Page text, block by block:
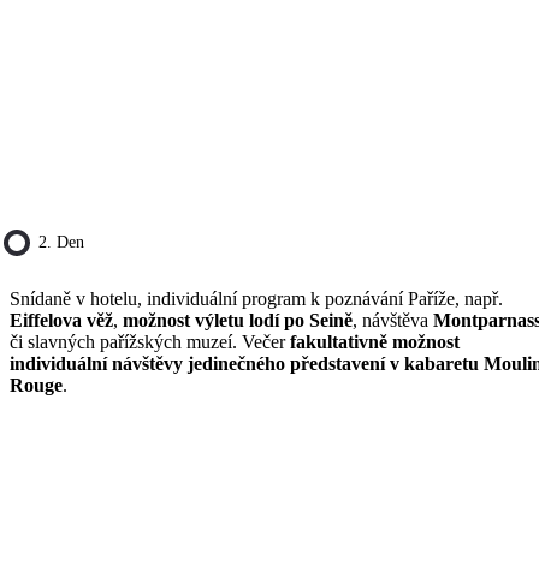
2. Den
Snídaně v hotelu, individuální program k poznávání Paříže, např.
Eiffelova věž, možnost výletu lodí po Seině, návštěva
či slavných pařížských muzeí. Večerfakultativně možnost
individuální návštěvy jedinečného představení v kabaretu
Rouge.